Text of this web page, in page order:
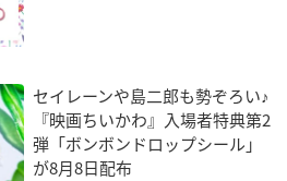
セイレーンや島二郎も勢ぞろい♪
『映画ちいかわ』入場者特典第2
弾「ボンボンドロップシール」
が8月8日配布